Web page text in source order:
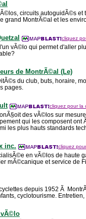
circuits autoguidÃ©s et
grand MontrÃ©al et les
cliquez
vÃ©lo qui permet d'aller
de MontrÃ©al (Le)
du club, buts, horaire,
pages.
cliquez pour la
des vÃ©los sur
qui les composent ont
les plus hauts standards
inc. cliquez
en vÃ©los de haute
mÃ©canique et service de
depuis 1952 Ã
cyclotourisme.
vÃ©lo